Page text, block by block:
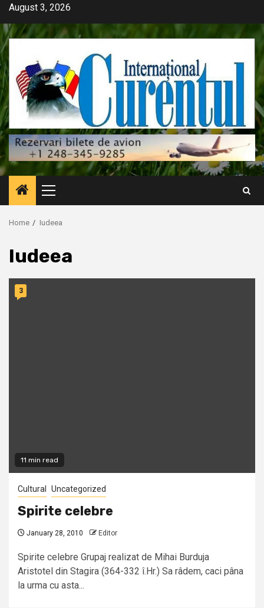
Skip
content
August 3, 2026
Primary
Menu
Home Iudeea
Iudeea
11 min read
3
Cultural Uncategorized
Spirite celebre
January 28, 2010 Editor
Spirite celebre Grupaj realizat de Mihai Burduja
Aristotel din Stagira (364-332 î.Hr.) Sa râdem, caci pâna
la urma cu asta...